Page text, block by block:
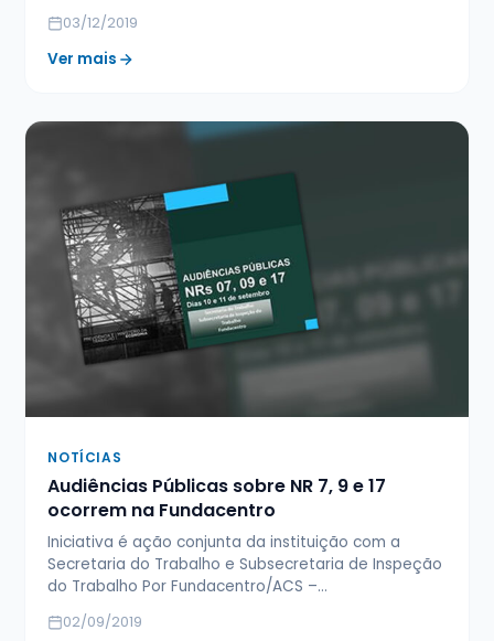
03/12/2019
Ver mais
NOTÍCIAS
Audiências Públicas sobre NR 7, 9 e 17
ocorrem na Fundacentro
Iniciativa é ação conjunta da instituição com a
Secretaria do Trabalho e Subsecretaria de Inspeção
do Trabalho Por Fundacentro/ACS –…
02/09/2019